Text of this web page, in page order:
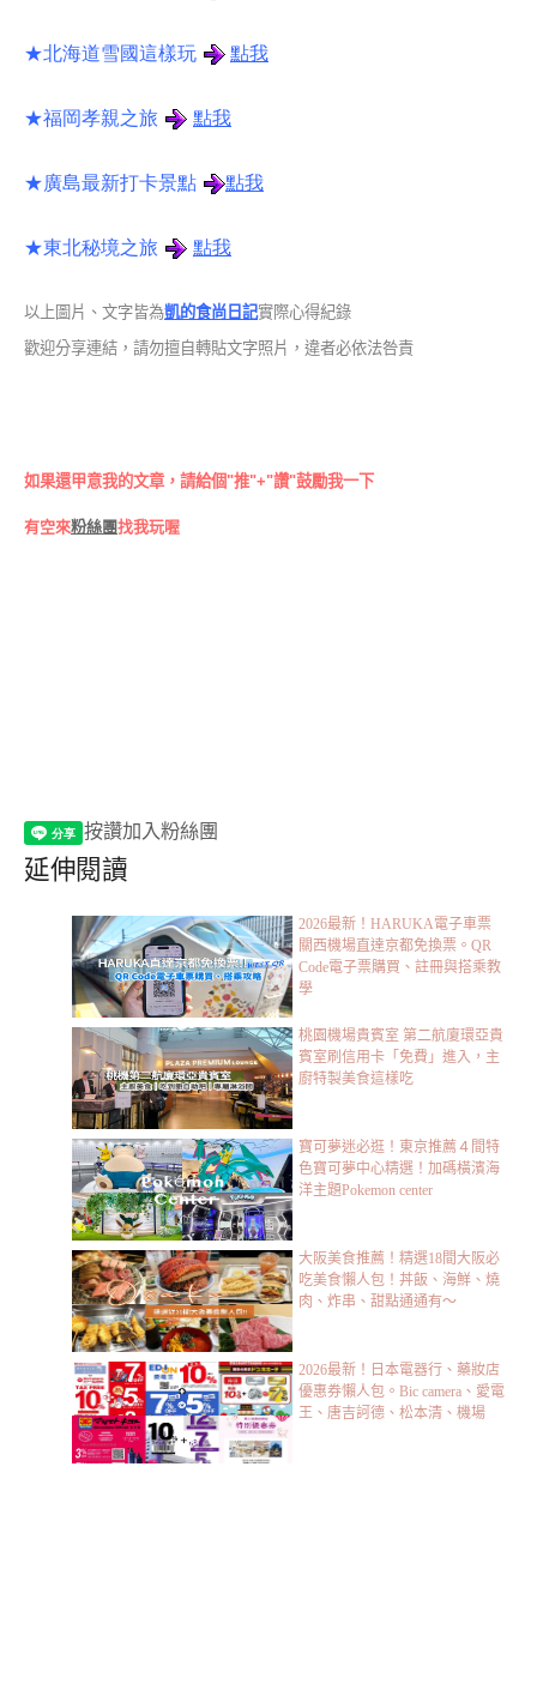
★北海道雪國這樣玩 點我
★福岡孝親之旅 點我
★廣島最新打卡景點 點我
★東北秘境之旅 點我
以上圖片、文字皆為凱的食尚日記實際心得紀錄
歡迎分享連結，請勿擅自轉貼文字照片，違者必依法咎責
如果還甲意我的文章，請給個"推"+"讚"鼓勵我一下
有空來粉絲團找我玩喔
按讚加入粉絲團
延伸閱讀
2026最新！HARUKA電子車票
關西機場直達京都免換票。QR
Code電子票購買、註冊與搭乘教
學
桃園機場貴賓室 第二航廈環亞貴
賓室刷信用卡「免費」進入，主
廚特製美食這樣吃
寶可夢迷必逛！東京推薦４間特
色寶可夢中心精選！加碼橫濱海
洋主題Pokemon center
大阪美食推薦！精選18間大阪必
吃美食懶人包！丼飯、海鮮、燒
肉、炸串、甜點通通有～
2026最新！日本電器行、藥妝店
優惠券懶人包。Bic camera、愛電
王、唐吉訶德、松本清、機場